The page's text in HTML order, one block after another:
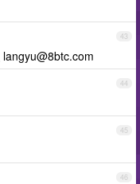
43
langyu@8btc.com
44
45
46